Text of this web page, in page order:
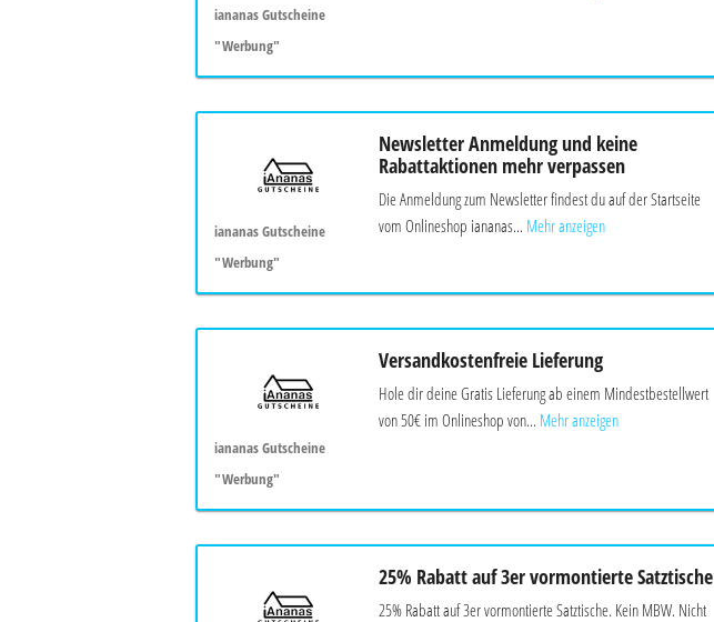
iananas Gutscheine
"Werbung"
iananas Gutscheine
"Werbung"
Newsletter Anmeldung und keine
Rabattaktionen mehr verpassen
Die Anmeldung zum Newsletter findest du auf der Startseite
vom Onlineshop iananas... Mehr anzeigen
iananas Gutscheine
"Werbung"
Versandkostenfreie Lieferung
Hole dir deine Gratis Lieferung ab einem Mindestbestellwert
von 50€ im Onlineshop von... Mehr anzeigen
25% Rabatt auf 3er vormontierte Satztische
25% Rabatt auf 3er vormontierte Satztische. Kein MBW. Nicht